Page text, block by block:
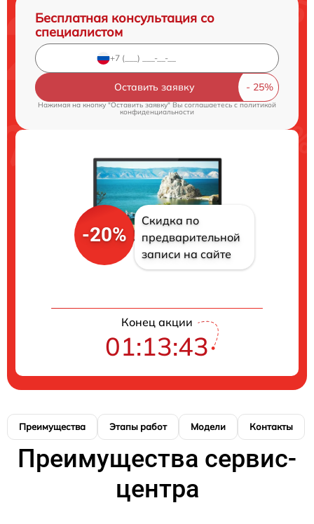
Бесплатная консультация со
специалистом
Оставить заявку
Нажимая на кнопку "Оставить заявку" Вы соглашаетесь cполитикой
конфиденциальности
-20%
Скидка по
предварительной
записи на сайте
Конец акции
01:13:42
Преимущества Этапы работ Модели Контакты
Преимущества сервис-
центра